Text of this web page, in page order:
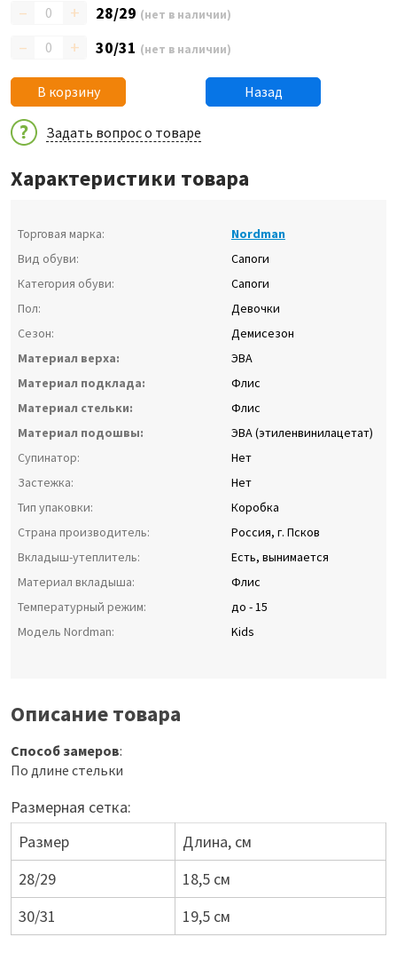
– + 28/29 (нет в наличии)
– + 30/31 (нет в наличии)
В корзину Назад
Задать вопрос о товаре
Характеристики товара
Торговая марка:
Nordman
Вид обуви:
Сапоги
Категория обуви:
Сапоги
Пол:
Девочки
Сезон:
Демисезон
Материал верха:
ЭВА
Материал подклада:
Флис
Материал стельки:
Флис
Материал подошвы:
ЭВА (этиленвинилацетат)
Супинатор:
Нет
Застежка:
Нет
Тип упаковки:
Коробка
Страна производитель:
Россия, г. Псков
Вкладыш-утеплитель:
Есть, вынимается
Материал вкладыша:
Флис
Температурный режим:
до - 15
Модель Nordman:
Kids
Описание товара
Способ замеров:
По длине стельки
Размерная сетка:
Размер
Длина, см
28/29
18,5 см
30/31
19,5 см